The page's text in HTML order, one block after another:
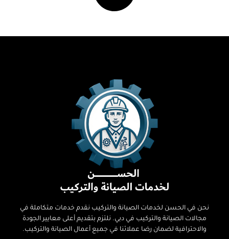
نحن في الحسن لخدمات الصيانة والتركيب نقدم خدمات متكاملة في
مجالات الصيانة والتركيب في دبي. نلتزم بتقديم أعلى معايير الجودة
والاحترافية لضمان رضا عملائنا في جميع أعمال الصيانة والتركيب.